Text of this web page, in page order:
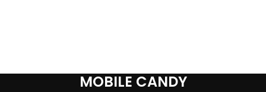
MOBILE CANDY